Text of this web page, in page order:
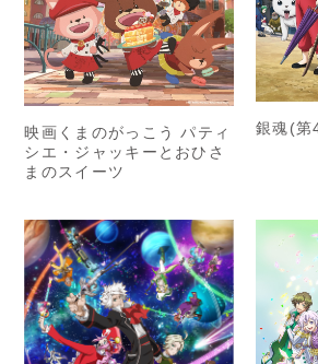
映画くまのがっこう パティ
シエ・ジャッキーとおひさ
まのスイーツ
銀魂(第